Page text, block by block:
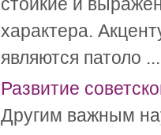
характера.
являются патоло ...
Развитие
Другим важным